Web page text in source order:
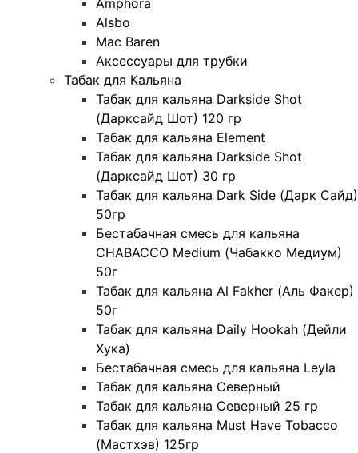
Alsbo
Mac Baren
Аксессуары для трубки
Табак для Кальяна
Табак для кальяна Darkside Shot
(Дарксайд Шот) 120 гр
Табак для кальяна Element
Табак для кальяна Darkside Shot
(Дарксайд Шот) 30 гр
Табак для кальяна Dark Side (Дарк Сайд)
50гр
Бестабачная смесь для кальяна
CHABACCO Medium (Чабакко Медиум)
50г
Табак для кальяна Al Fakher (Аль Факер)
50г
Табак для кальяна Daily Hookah (Дейли
Хука)
Бестабачная смесь для кальяна Leyla
Табак для кальяна Северный
Табак для кальяна Северный 25 гр
Табак для кальяна Must Have Tobacco
(Мастхэв) 125гр